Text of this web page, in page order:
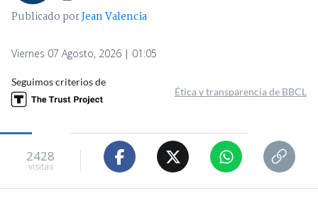
Publicado porJean Valencia
Viernes 07 Agosto, 2026 | 01:05
Seguimos criterios de
Ética y transparencia de BBCL
2428
visitas